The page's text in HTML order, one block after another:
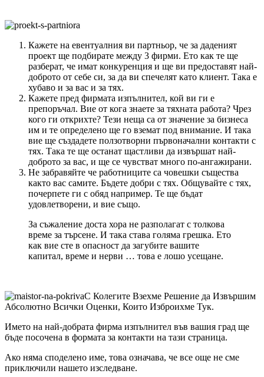
Кажете на евентуалния ви партньор, че за даденият
проект ще подбирате между 3 фирми. Ето как те ще
разберат, че имат конкуренция и ще ви предоставят най-
доброто от себе си, за да ви спечелят като клиент. Така е
хубаво и за вас и за тях.
Кажете пред фирмата изпълнител, кой ви ги е
препоръчал. Вие от кога знаете за тяхната работа? Чрез
кого ги открихте? Тези неща са от значение за бизнеса
им и те определено ще го вземат под внимание. И така
вие ще създадете ползотворни първоначални контакти с
тях. Така те ще останат щастливи да извършат най-
доброто за вас, и ще се чувстват много по-ангажирани.
Не забравяйте че работниците са човешки същества
както вас самите. Бъдете добри с тях. Общувайте с тях,
почерпете ги с обяд например. Те ще бъдат
удовлетворени, и вие също.
За съжаление доста хора не разполагат с толкова
време за търсене. И така става голяма грешка. Ето
как вие сте в опасност да загубите вашите
капитал, време и нерви … това е лошо усещане.
С Колегите Взехме Решение да Извършим
Абсолютно Всички Оценки, Които Изброихме Тук.
Името на най-добрата фирма изпълнител във вашия град ще
бъде посочена в формата за контакти на тази страница.
Ако няма споделено име, това означава, че все още не сме
приключили нашето изследване.